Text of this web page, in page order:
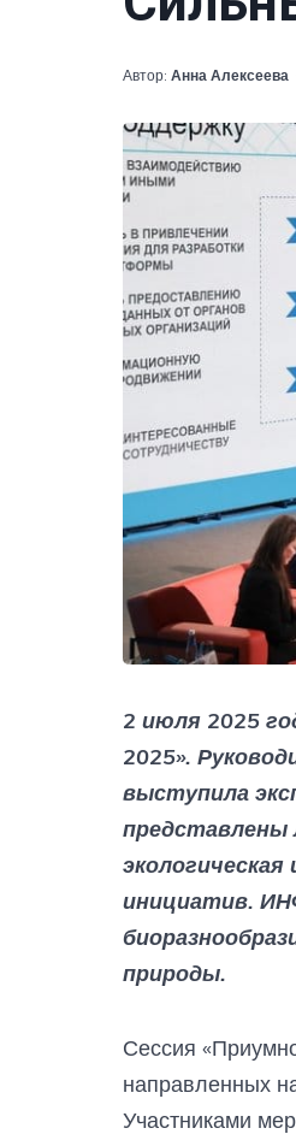
Автор: Анна Алексеева
2 июля 2025
2025».
выступила
представлены
инициатив.
природы.
Сессия
направленных
Участниками